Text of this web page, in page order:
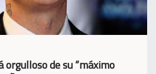
de su “máximo